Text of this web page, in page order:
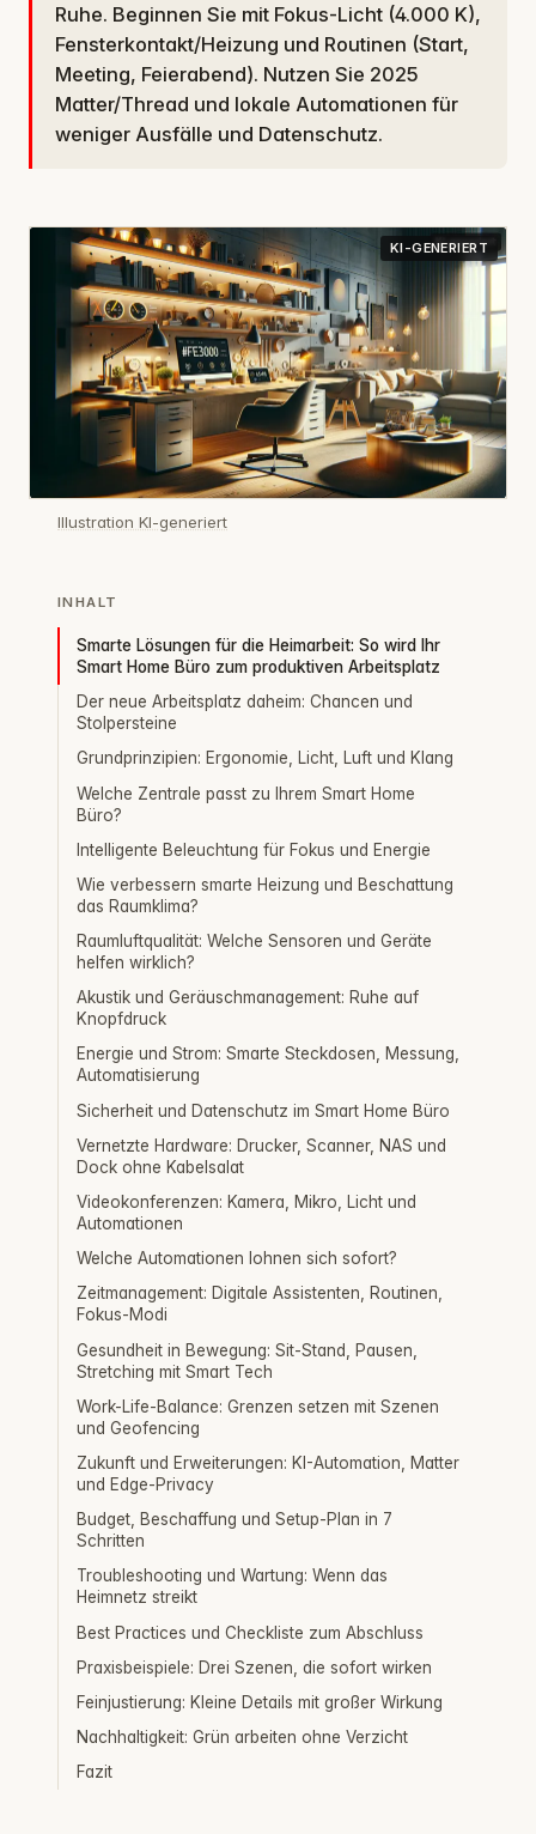
Ruhe. Beginnen Sie mit Fokus-Licht (4.000 K),
Fensterkontakt/Heizung und Routinen (Start,
Meeting, Feierabend). Nutzen Sie 2025
Matter/Thread und lokale Automationen für
weniger Ausfälle und Datenschutz.
KI-GENERIERT
Illustration KI-generiert
INHALT
Smarte Lösungen für die Heimarbeit: So wird Ihr
Smart Home Büro zum produktiven Arbeitsplatz
Der neue Arbeitsplatz daheim: Chancen und
Stolpersteine
Grundprinzipien: Ergonomie, Licht, Luft und Klang
Welche Zentrale passt zu Ihrem Smart Home
Büro?
Intelligente Beleuchtung für Fokus und Energie
Wie verbessern smarte Heizung und Beschattung
das Raumklima?
Raumluftqualität: Welche Sensoren und Geräte
helfen wirklich?
Akustik und Geräuschmanagement: Ruhe auf
Knopfdruck
Energie und Strom: Smarte Steckdosen, Messung,
Automatisierung
Sicherheit und Datenschutz im Smart Home Büro
Vernetzte Hardware: Drucker, Scanner, NAS und
Dock ohne Kabelsalat
Videokonferenzen: Kamera, Mikro, Licht und
Automationen
Welche Automationen lohnen sich sofort?
Zeitmanagement: Digitale Assistenten, Routinen,
Fokus-Modi
Gesundheit in Bewegung: Sit-Stand, Pausen,
Stretching mit Smart Tech
Work-Life-Balance: Grenzen setzen mit Szenen
und Geofencing
Zukunft und Erweiterungen: KI-Automation, Matter
und Edge-Privacy
Budget, Beschaffung und Setup-Plan in 7
Schritten
Troubleshooting und Wartung: Wenn das
Heimnetz streikt
Best Practices und Checkliste zum Abschluss
Praxisbeispiele: Drei Szenen, die sofort wirken
Feinjustierung: Kleine Details mit großer Wirkung
Nachhaltigkeit: Grün arbeiten ohne Verzicht
Fazit